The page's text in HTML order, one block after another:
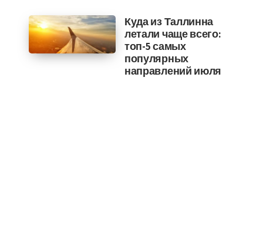
Куда из Таллинна
летали чаще всего:
топ-5 самых
популярных
направлений июля